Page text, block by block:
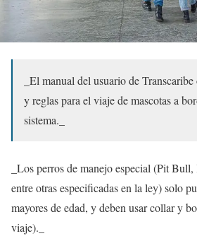
_El manual del usuario de
y reglas para el viaje de mascotas a
sistema._
_Los perros de manejo especial (Pit
entre otras especificadas en la ley) solo
mayores de edad, y deben usar collar y
viaje)._